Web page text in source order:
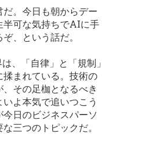
。今日も朝からデー
半可な気持ちでAIに手
、という話だ。
、「自律」と「規制」
まれている。技術の
その足枷となるべき
よ本気で追いつこう
日のビジネスパーソ
三つのトピックだ。